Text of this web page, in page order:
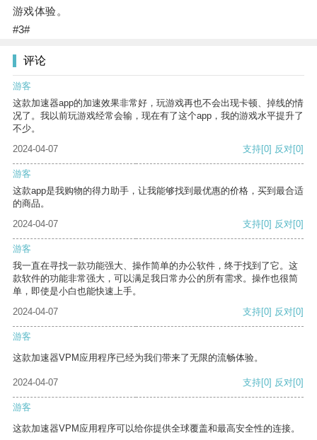
游戏体验。
#3#
评论
游客
这款加速器app的加速效果非常好，玩游戏再也不会出现卡顿、掉线的情
况了。我以前玩游戏经常会输，现在有了这个app，我的游戏水平提升了
不少。
2024-04-07
支持[0] 反对[0]
游客
这款app是我购物的得力助手，让我能够找到最优惠的价格，买到最合适
的商品。
2024-04-07
支持[0] 反对[0]
游客
我一直在寻找一款功能强大、操作简单的办公软件，终于找到了它。这
款软件的功能非常强大，可以满足我日常办公的所有需求。操作也很简
单，即使是小白也能快速上手。
2024-04-07
支持[0] 反对[0]
游客
这款加速器VPM应用程序已经为我们带来了无限的流畅体验。
2024-04-07 支持[0] 反对[0]
游客
这款加速器VPM应用程序可以给你提供全球覆盖和最高安全性的连接。